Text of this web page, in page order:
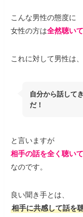
こんな男性の態度に
女性の方は全然聴い
これに対して男性は、
自分から話して
だ！
と言いますが
相手の話を全く聴い
なのです。
良い聞き手とは、
相手に共感して話を